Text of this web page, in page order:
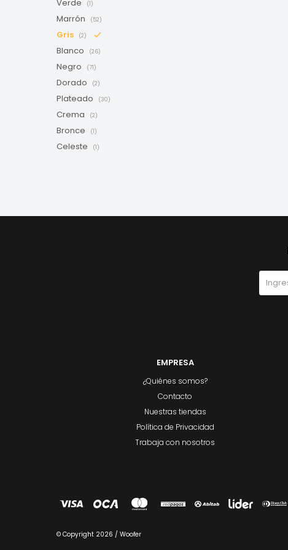
Verde (1)
Marrón (52)
Gris (2)
Blanco (26)
Negro (71)
Dorado (2)
Plateado (30)
Crema (2)
Bronce (1)
Celeste (1)
EMPRESA
¿Quiénes somos?
Contacto
Nuestras tiendas
Política de Privacidad
Trabaja con nosotros
© Copyright 2026 / Woofer